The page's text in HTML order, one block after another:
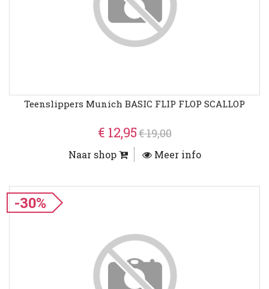
Teenslippers Munich BASIC FLIP FLOP SCALLOP
€ 12,95€ 19,00
Naar shop Meer info
-30%